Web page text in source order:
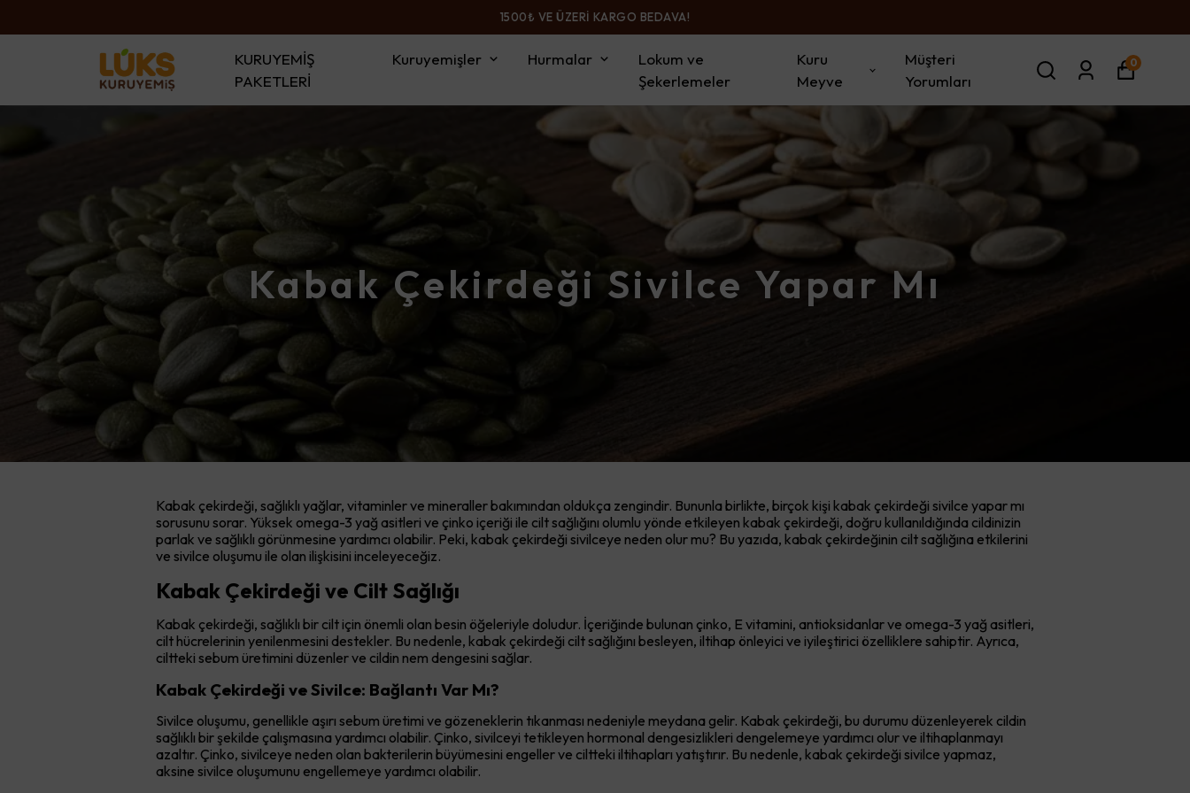
1500₺ VE ÜZERİ KARGO BEDAVA!
KURUYEMİŞ
PAKETLERİ
Kuruyemişler Hurmalar
Lokum ve
Şekerlemeler
Kuru
Meyve
Müşteri
Yorumları
0
Kabak Çekirdeği Sivilce Yapar Mı
Kabak çekirdeği, sağlıklı yağlar, vitaminler ve mineraller bakımından oldukça zengindir. Bununla birlikte, birçok kişi kabak çekirdeği sivilce yapar mı
sorusunu sorar. Yüksek omega-3 yağ asitleri ve çinko içeriği ile cilt sağlığını olumlu yönde etkileyen kabak çekirdeği, doğru kullanıldığında cildinizin
parlak ve sağlıklı görünmesine yardımcı olabilir. Peki, kabak çekirdeği sivilceye neden olur mu? Bu yazıda, kabak çekirdeğinin cilt sağlığına etkilerini
ve sivilce oluşumu ile olan ilişkisini inceleyeceğiz.
Kabak Çekirdeği ve Cilt Sağlığı
Kabak çekirdeği, sağlıklı bir cilt için önemli olan besin öğeleriyle doludur. İçeriğinde bulunan çinko, E vitamini, antioksidanlar ve omega-3 yağ asitleri,
cilt hücrelerinin yenilenmesini destekler. Bu nedenle, kabak çekirdeği cilt sağlığını besleyen, iltihap önleyici ve iyileştirici özelliklere sahiptir. Ayrıca,
ciltteki sebum üretimini düzenler ve cildin nem dengesini sağlar.
Kabak Çekirdeği ve Sivilce: Bağlantı Var Mı?
Sivilce oluşumu, genellikle aşırı sebum üretimi ve gözeneklerin tıkanması nedeniyle meydana gelir. Kabak çekirdeği, bu durumu düzenleyerek cildin
sağlıklı bir şekilde çalışmasına yardımcı olabilir. Çinko, sivilceyi tetikleyen hormonal dengesizlikleri dengelemeye yardımcı olur ve iltihaplanmayı
azaltır. Çinko, sivilceye neden olan bakterilerin büyümesini engeller ve ciltteki iltihapları yatıştırır. Bu nedenle, kabak çekirdeği sivilce yapmaz,
aksine sivilce oluşumunu engellemeye yardımcı olabilir.